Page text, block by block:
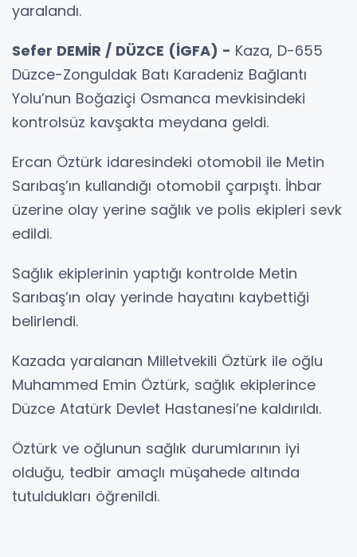
yaralandı.
Sefer DEMİR / DÜZCE (İGFA) - Kaza, D-655
Düzce-Zonguldak Batı Karadeniz Bağlantı
Yolu’nun Boğaziçi Osmanca mevkisindeki
kontrolsüz kavşakta meydana geldi.
Ercan Öztürk idaresindeki otomobil ile Metin
Sarıbaş’ın kullandığı otomobil çarpıştı. İhbar
üzerine olay yerine sağlık ve polis ekipleri sevk
edildi.
Sağlık ekiplerinin yaptığı kontrolde Metin
Sarıbaş’ın olay yerinde hayatını kaybettiği
belirlendi.
Kazada yaralanan Milletvekili Öztürk ile oğlu
Muhammed Emin Öztürk, sağlık ekiplerince
Düzce Atatürk Devlet Hastanesi’ne kaldırıldı.
Öztürk ve oğlunun sağlık durumlarının iyi
olduğu, tedbir amaçlı müşahede altında
tutuldukları öğrenildi.